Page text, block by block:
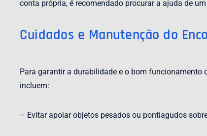
conta própria, é recomendado procurar a ajuda de
Cuidados e Manutenção do
Para garantir a durabilidade e o bom
incluem:
– Evitar apoiar objetos pesados ou pontiagudos